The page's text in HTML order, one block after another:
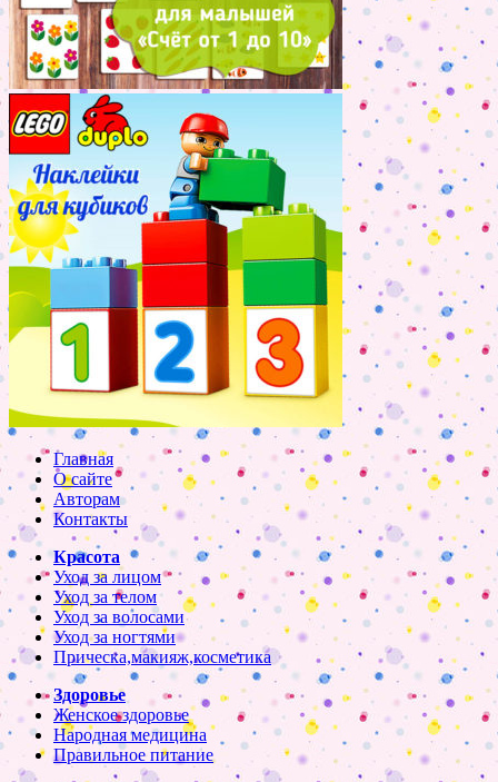
Главная
О сайте
Авторам
Контакты
Красота
Уход за лицом
Уход за телом
Уход за волосами
Уход за ногтями
Прическа,макияж,косметика
Здоровье
Женское здоровье
Народная медицина
Правильное питание